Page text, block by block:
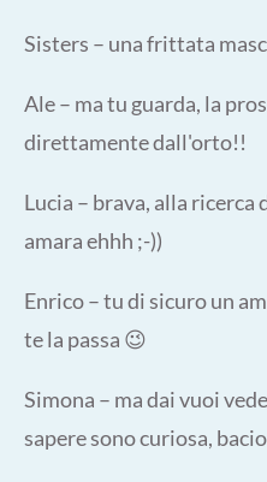
Sisters – una frittata
Ale – ma tu guarda, la
direttamente dall'orto!!
Lucia – brava, alla
amara ehhh ;-))
Enrico – tu di sicuro un
te la passa 😉
Simona – ma dai vuoi
sapere sono curiosa,